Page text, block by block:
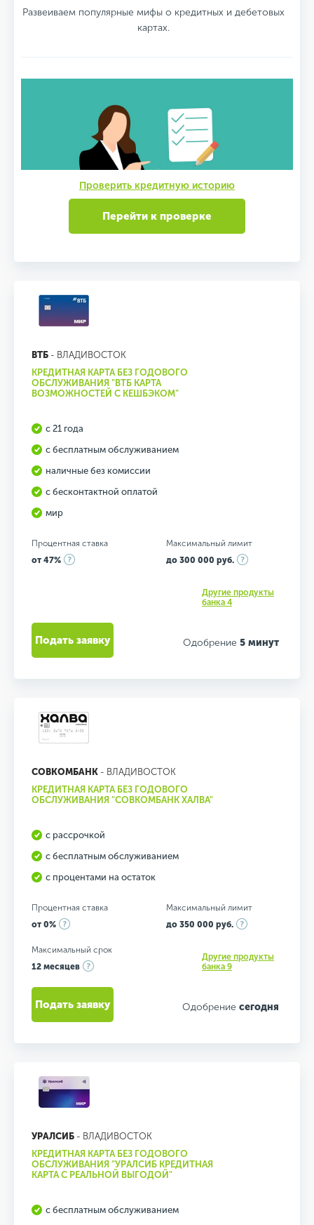
Развеиваем популярные мифы о кредитных и дебетовых
картах.
Проверить кредитную историю
Перейти к проверке
ВТБ - ВЛАДИВОСТОК
КРЕДИТНАЯ КАРТА БЕЗ ГОДОВОГО
ОБСЛУЖИВАНИЯ "ВТБ КАРТА
ВОЗМОЖНОСТЕЙ С КЕШБЭКОМ"
с 21 года
с бесплатным обслуживанием
наличные без комиссии
с бесконтактной оплатой
мир
Процентная ставка
от 47%
Максимальный лимит
до 300 000 руб.
Другие продукты
банка 4
Одобрение 5 минут
Подать заявку
СОВКОМБАНК - ВЛАДИВОСТОК
КРЕДИТНАЯ КАРТА БЕЗ ГОДОВОГО
ОБСЛУЖИВАНИЯ "СОВКОМБАНК ХАЛВА"
с рассрочкой
с бесплатным обслуживанием
с процентами на остаток
Процентная ставка
от 0%
Максимальный лимит
до 350 000 руб.
Максимальный срок
12 месяцев
Другие продукты
банка 9
Одобрение сегодня
Подать заявку
УРАЛСИБ - ВЛАДИВОСТОК
КРЕДИТНАЯ КАРТА БЕЗ ГОДОВОГО
ОБСЛУЖИВАНИЯ "УРАЛСИБ КРЕДИТНАЯ
КАРТА С РЕАЛЬНОЙ ВЫГОДОЙ"
с бесплатным обслуживанием